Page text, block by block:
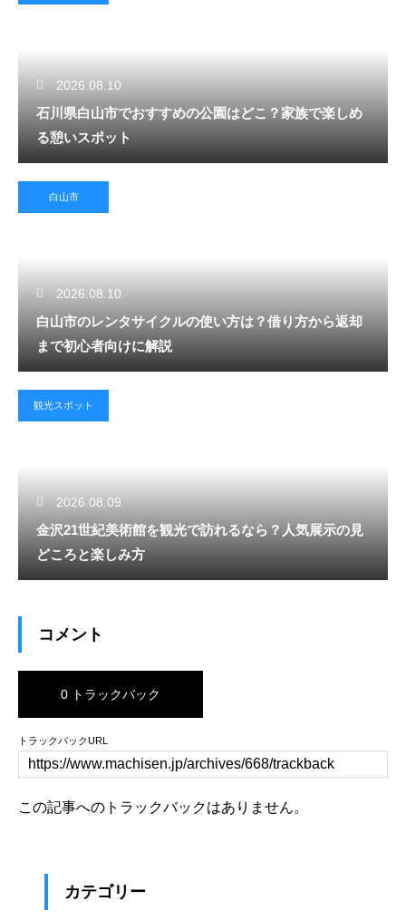
2026.08.10
石川県白山市でおすすめの公園はどこ？家族で楽しめ
る憩いスポット
白山市
2026.08.10
白山市のレンタサイクルの使い方は？借り方から返却
まで初心者向けに解説
観光スポット
2026.08.09
金沢21世紀美術館を観光で訪れるなら？人気展示の見
どころと楽しみ方
コメント
0 トラックバック
トラックバックURL
この記事へのトラックバックはありません。
カテゴリー